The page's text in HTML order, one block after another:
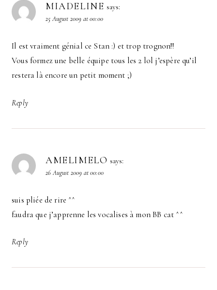
MIADELINE says:
25 August 2009 at 00:00
Il est vraiment génial ce Stan :) et trop trognon!!
Vous formez une belle équipe tous les 2 lol j’espère qu’il
restera là encore un petit moment ;)
Reply
AMELIMELO says:
26 August 2009 at 00:00
suis pliée de rire ^^
faudra que j’apprenne les vocalises à mon BB cat ^^
Reply